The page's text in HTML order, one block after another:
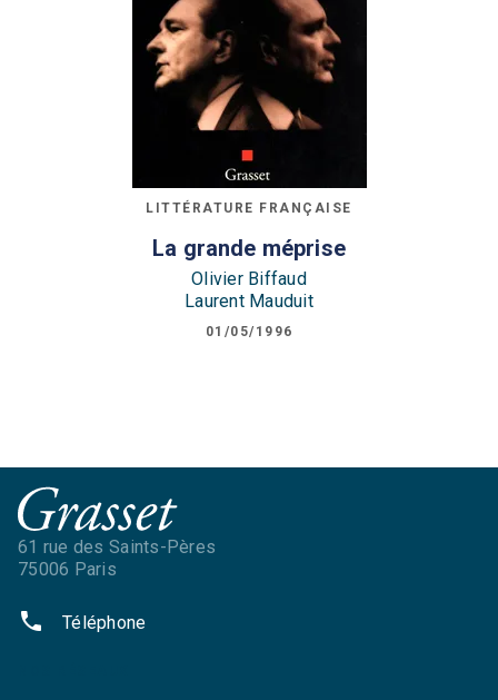
LITTÉRATURE FRANÇAISE
La grande méprise
Olivier Biffaud
Laurent Mauduit
01/05/1996
61 rue des Saints-Pères
75006 Paris
phone Téléphone